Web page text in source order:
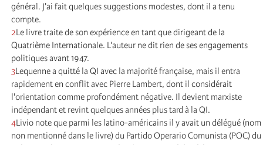
général. J'ai fait quelques suggestions modestes, dont il a tenu
compte.
2Le livre traite de son expérience en tant que dirigeant de la
Quatrième Internationale. L'auteur ne dit rien de ses engagements
politiques avant 1947.
3Lequenne a quitté la QI avec la majorité française, mais il entra
rapidement en conflit avec Pierre Lambert, dont il considérait
l'orientation comme profondément négative. Il devient marxiste
indépendant et revint quelques années plus tard à la QI.
4Livio note que parmi les latino-américains il y avait un délégué (nom
non mentionné dans le livre) du Partido Operario Comunista (POC) du